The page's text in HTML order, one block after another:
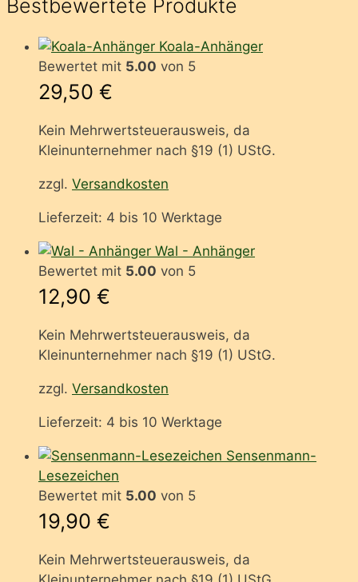
Bestbewertete Produkte
Koala-Anhänger
Bewertet mit 5.00 von 5
29,50 €
Kein Mehrwertsteuerausweis, da
Kleinunternehmer nach §19 (1) UStG.
zzgl. Versandkosten
Lieferzeit: 4 bis 10 Werktage
Wal - Anhänger
Bewertet mit 5.00 von 5
12,90 €
Kein Mehrwertsteuerausweis, da
Kleinunternehmer nach §19 (1) UStG.
zzgl. Versandkosten
Lieferzeit: 4 bis 10 Werktage
Sensenmann-
Lesezeichen
Bewertet mit 5.00 von 5
19,90 €
Kein Mehrwertsteuerausweis, da